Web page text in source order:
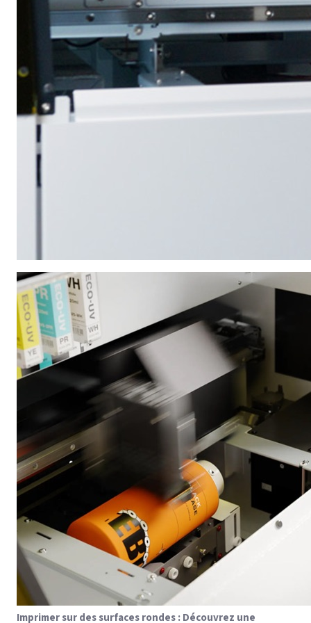
Imprimer sur des surfaces rondes : Découvrez une